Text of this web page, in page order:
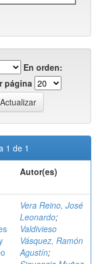
En orden:
página
1 de 1
Autor(es)
Vera Reino, José
Leonardo;
Valdivieso
Vásquez, Ramón
Agustín;